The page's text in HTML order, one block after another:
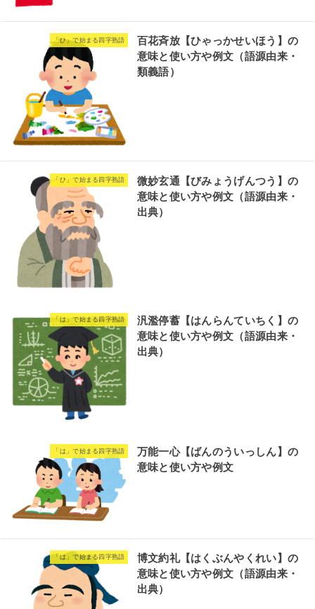
「ひ」で始まる四字熟語
百花斉放【ひゃっかせいほう】の
意味と使い方や例文（語源由来・
類義語）
「ひ」で始まる四字熟語
微妙玄通【びみょうげんつう】の
意味と使い方や例文（語源由来・
出典）
「は」で始まる四字熟語
汎濫停蓄【はんらんていちく】の
意味と使い方や例文（語源由来・
出典）
「は」で始まる四字熟語
万能一心【ばんのういっしん】の
意味と使い方や例文
「は」で始まる四字熟語
博文約礼【はくぶんやくれい】の
意味と使い方や例文（語源由来・
出典）